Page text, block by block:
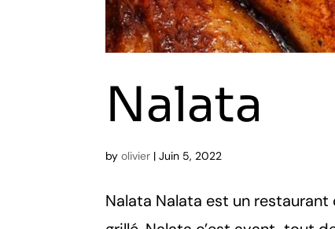
Nalata
byolivier |Juin 5, 2022
Nalata Nalata est un